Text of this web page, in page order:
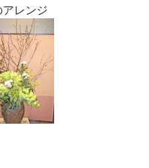
レンジ